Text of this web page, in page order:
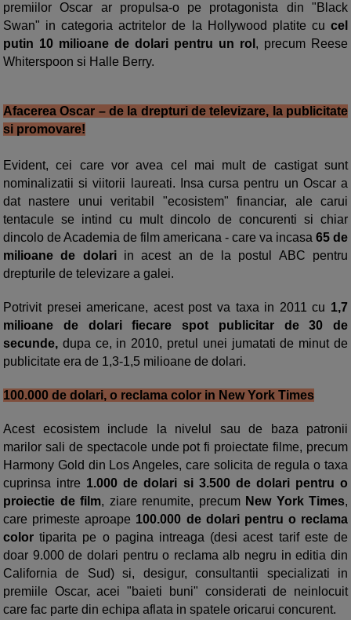
premiilor Oscar ar propulsa-o pe protagonista din "Black
Swan" in categoria actritelor de la Hollywood platite cu cel
putin 10 milioane de dolari pentru un rol , precum Reese
Whiterspoon si Halle Berry.
Afacerea Oscar – de la drepturi de televizare, la publicitate
si promovare!
Evident, cei care vor avea cel mai mult de castigat sunt
nominalizatii si viitorii laureati. Insa cursa pentru un Oscar a
dat nastere unui veritabil "ecosistem" financiar, ale carui
tentacule se intind cu mult dincolo de concurenti si chiar
dincolo de Academia de film americana - care va incasa 65 de
milioane de dolariin acest an de la postul ABC pentru
drepturile de televizare a galei.
Potrivit presei americane, acest post va taxa in 2011 cu 1,7
milioane de dolari fiecare spot publicitar de 30 de
secunde, dupa ce, in 2010, pretul unei jumatati de minut de
publicitate era de 1,3-1,5 milioane de dolari.
100.000 de dolari, o reclama color in New York Times
Acest ecosistem include la nivelul sau de baza patronii
marilor sali de spectacole unde pot fi proiectate filme, precum
Harmony Gold din Los Angeles, care solicita de regula o taxa
cuprinsa intre 1.000 de dolari si 3.500 de dolari pentru o
proiectie de film, ziare renumite, precum New York Times,
care primeste aproape 100.000 de dolari pentru o reclama
color tiparita pe o pagina intreaga (desi acest tarif este de
doar 9.000 de dolari pentru o reclama alb negru in editia din
California de Sud) si, desigur, consultantii specializati in
premiile Oscar, acei "baieti buni" considerati de neinlocuit
care fac parte din echipa aflata in spatele oricarui concurent.